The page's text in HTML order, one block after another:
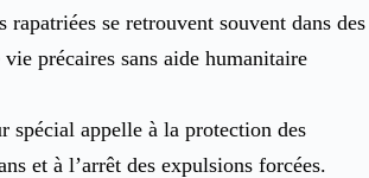
rapatriées se retrouvent souvent dans des
précaires sans aide humanitaire
spécial appelle à la protection des
et à l’arrêt des expulsions forcées.